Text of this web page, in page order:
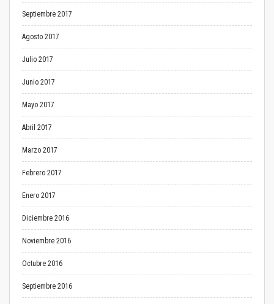
Septiembre 2017
Agosto 2017
Julio 2017
Junio 2017
Mayo 2017
Abril 2017
Marzo 2017
Febrero 2017
Enero 2017
Diciembre 2016
Noviembre 2016
Octubre 2016
Septiembre 2016